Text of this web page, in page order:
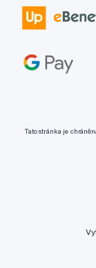
Tato stránka je